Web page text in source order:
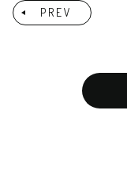
PREV